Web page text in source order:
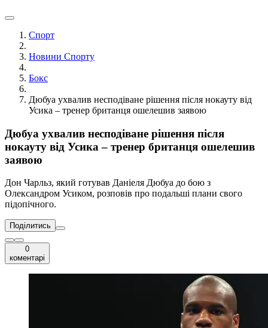
Спорт
Новини Спорту
Бокс
Дюбуа ухвалив несподіване рішення після нокауту від
Усика – тренер британця ошелешив заявою
Дюбуа ухвалив несподіване рішення після
нокауту від Усика – тренер британця ошелешив
заявою
Дон Чарльз, який готував Даніеля Дюбуа до бою з
Олександром Усиком, розповів про подальші плани свого
підопічного.
Поділитись
0
коментарі